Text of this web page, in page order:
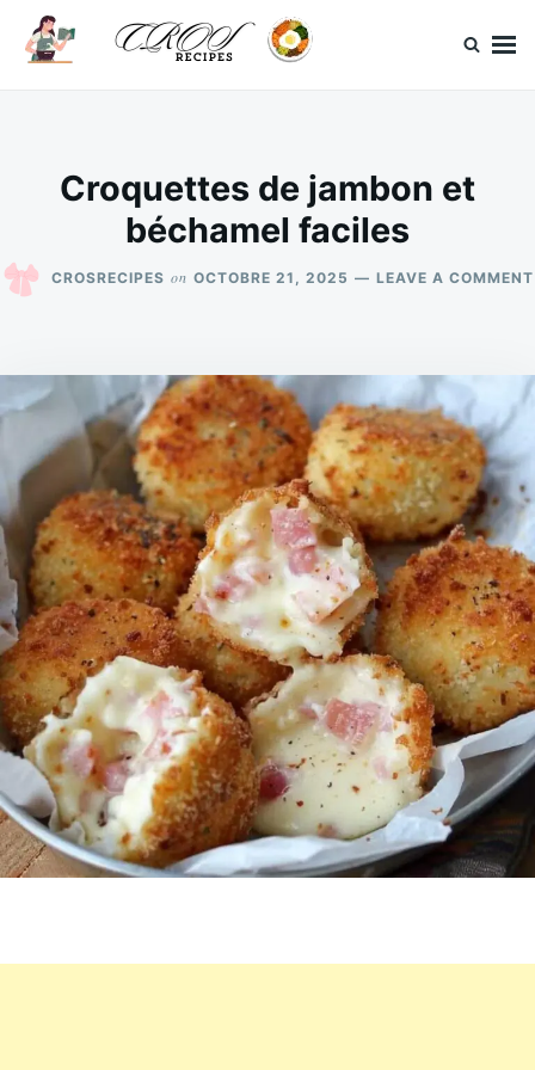
SkipSearch
for:
Croquettes de jambon et
béchamel faciles
CROSRECIPES on OCTOBRE 21, 2025 LEAVE A COMMENT